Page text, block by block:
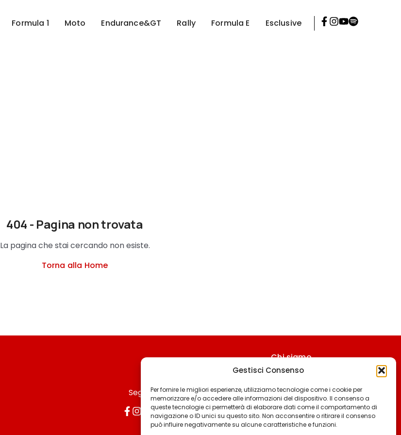
Gestisci Consenso
Per fornire le migliori esperienze, utilizziamo tecnologie come i cookie per
memorizzare e/o accedere alle informazioni del dispositivo. Il consenso a
queste tecnologie ci permetterà di elaborare dati come il comportamento di
navigazione o ID unici su questo sito. Non acconsentire o ritirare il consenso
può influire negativamente su alcune caratteristiche e funzioni.
Formula 1 Moto Endurance&GT Rally Formula E Esclusive
404 - Pagina non trovata
La pagina che stai cercando non esiste.
Torna alla Home
Seguici
Chi siamo
Contattaci
Termini & Condizioni
Cookie policy
Privacy policy